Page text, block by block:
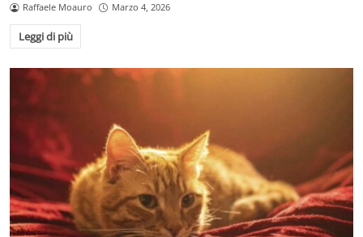
Raffaele Moauro Marzo 4, 2026
Leggi di più